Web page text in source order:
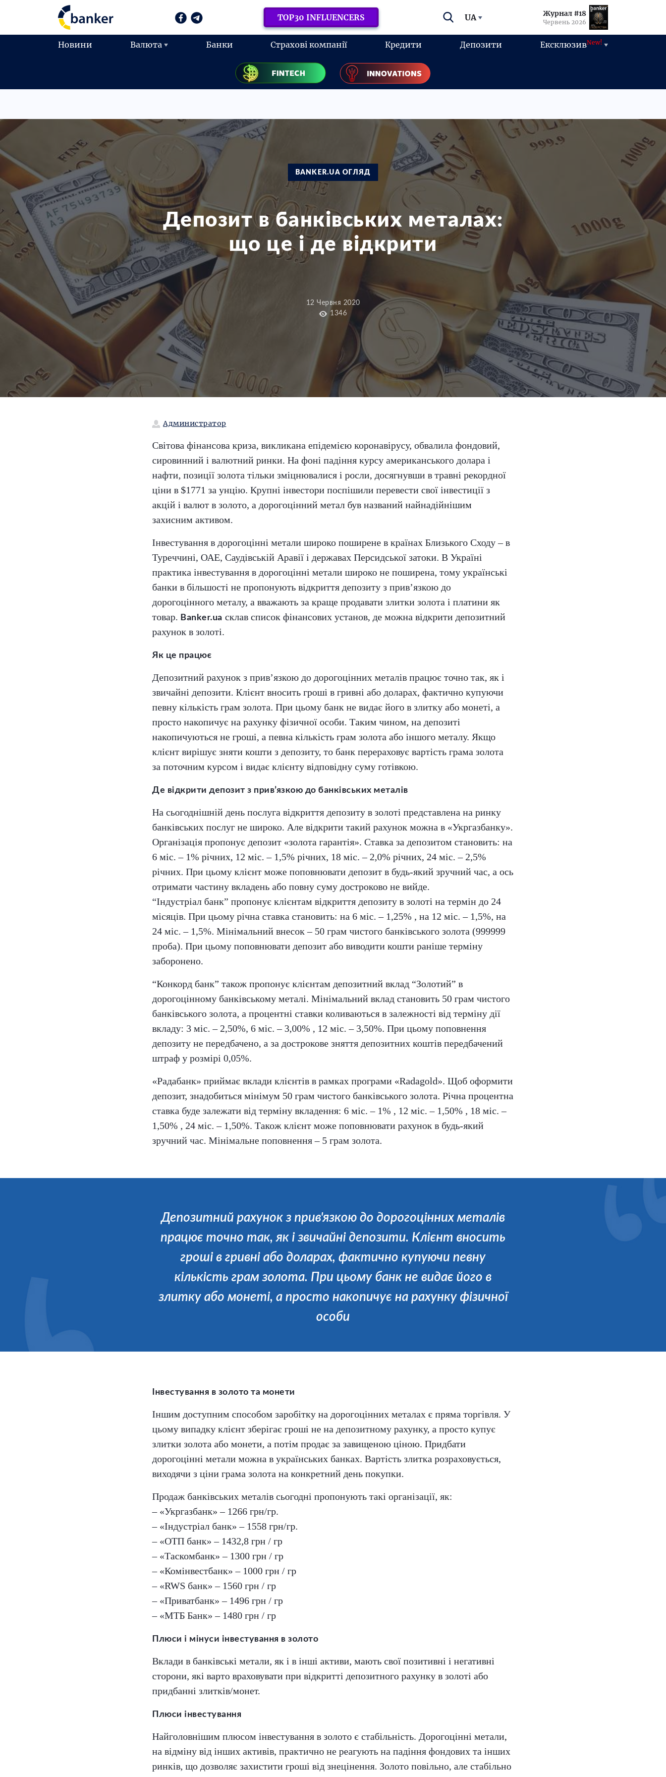
TOP30 INFLUENCERS UA Журнал #18
Червень 2026
Новини Валюта Банки Страхові компанії Кредити Депозити ЕксклюзивNew!
BANKER.UA ОГЛЯД
Депозит в банківських металах:
що це і де відкрити
12 Червня 2020
1346
Администратор
Світова фінансова криза, викликана епідемією коронавірусу, обвалила фондовий,
сировинний і валютний ринки. На фоні падіння курсу американського долара і
нафти, позиції золота тільки зміцнювалися і росли, досягнувши в травні рекордної
ціни в $1771 за унцію. Крупні інвестори поспішили перевести свої інвестиції з
акцій і валют в золото, а дорогоцінний метал був названий найнадійнішим
захисним активом.
Інвестування в дорогоцінні метали широко поширене в країнах Близького Сходу – в
Туреччині, ОАЕ, Саудівській Аравії і державах Персидської затоки. В Україні
практика інвестування в дорогоцінні метали широко не поширена, тому українські
банки в більшості не пропонують відкриття депозиту з прив’язкою до
дорогоцінного металу, а вважають за краще продавати злитки золота і платини як
товар. Banker.ua склав список фінансових установ, де можна відкрити депозитний
рахунок в золоті.
Як це працює
Депозитний рахунок з прив’язкою до дорогоцінних металів працює точно так, як і
звичайні депозити. Клієнт вносить гроші в гривні або доларах, фактично купуючи
певну кількість грам золота. При цьому банк не видає його в злитку або монеті, а
просто накопичує на рахунку фізичної особи. Таким чином, на депозиті
накопичуються не гроші, а певна кількість грам золота або іншого металу. Якщо
клієнт вирішує зняти кошти з депозиту, то банк перераховує вартість грама золота
за поточним курсом і видає клієнту відповідну суму готівкою.
Де відкрити депозит з прив’язкою до банківських металів
На сьогоднішній день послуга відкриття депозиту в золоті представлена на ринку
банківських послуг не широко. Але відкрити такий рахунок можна в «Укргазбанку».
Організація пропонує депозит «золота гарантія». Ставка за депозитом становить: на
6 міс. – 1% річних, 12 міс. – 1,5% річних, 18 міс. – 2,0% річних, 24 міс. – 2,5%
річних. При цьому клієнт може поповнювати депозит в будь-який зручний час, а ось
отримати частину вкладень або повну суму достроково не вийде.
“Індустріал банк” пропонує клієнтам відкриття депозиту в золоті на термін до 24
місяців. При цьому річна ставка становить: на 6 міс. – 1,25% , на 12 міс. – 1,5%, на
24 міс. – 1,5%. Мінімальний внесок – 50 грам чистого банківського золота (999999
проба). При цьому поповнювати депозит або виводити кошти раніше терміну
заборонено.
“Конкорд банк” також пропонує клієнтам депозитний вклад “Золотий” в
дорогоцінному банківському металі. Мінімальний вклад становить 50 грам чистого
банківського золота, а процентні ставки коливаються в залежності від терміну дії
вкладу: 3 міс. – 2,50%, 6 міс. – 3,00% , 12 міс. – 3,50%. При цьому поповнення
депозиту не передбачено, а за дострокове зняття депозитних коштів передбачений
штраф у розмірі 0,05%.
«Радабанк» приймає вклади клієнтів в рамках програми «Radagold». Щоб оформити
депозит, знадобиться мінімум 50 грам чистого банківського золота. Річна процентна
ставка буде залежати від терміну вкладення: 6 міс. – 1% , 12 міс. – 1,50% , 18 міс. –
1,50% , 24 міс. – 1,50%. Також клієнт може поповнювати рахунок в будь-який
зручний час. Мінімальне поповнення – 5 грам золота.
Депозитний рахунок з прив'язкою до дорогоцінних металів
працює точно так, як і звичайні депозити. Клієнт вносить
гроші в гривні або доларах, фактично купуючи певну
кількість грам золота. При цьому банк не видає його в
злитку або монеті, а просто накопичує на рахунку фізичної
особи
Інвестування в золото та монети
Іншим доступним способом заробітку на дорогоцінних металах є пряма торгівля. У
цьому випадку клієнт зберігає гроші не на депозитному рахунку, а просто купує
злитки золота або монети, а потім продає за завищеною ціною. Придбати
дорогоцінні метали можна в українських банках. Вартість злитка розраховується,
виходячи з ціни грама золота на конкретний день покупки.
Продаж банківських металів сьогодні пропонують такі організації, як:
– «Укргазбанк» – 1266 грн/гр.
– «Індустріал банк» – 1558 грн/гр.
– «ОТП банк» – 1432,8 грн / гр
– «Таскомбанк» – 1300 грн / гр
– «Комінвестбанк» – 1000 грн / гр
– «RWS банк» – 1560 грн / гр
– «Приватбанк» – 1496 грн / гр
– «МТБ Банк» – 1480 грн / гр
Плюси і мінуси інвестування в золото
Вклади в банківські метали, як і в інші активи, мають свої позитивні і негативні
сторони, які варто враховувати при відкритті депозитного рахунку в золоті або
придбанні злитків/монет.
Плюси інвестування
Найголовнішим плюсом інвестування в золото є стабільність. Дорогоцінні метали,
на відміну від інших активів, практично не реагують на падіння фондових та інших
ринків, що дозволяє захистити гроші від знецінення. Золото повільно, але стабільно